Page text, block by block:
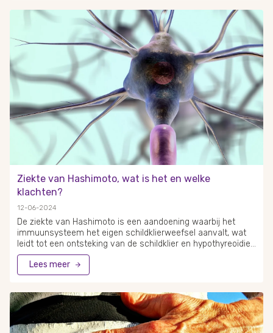
essentieel omdat deze kunnen leiden tot celschade en
verschillende ziekten. Antioxidanten zoals vitamine C en
pterostilbeen worden vaak geprezen om hun krachtige
werking. Vitamine C komt van nature veel voor in
citrusvruchten en heeft een belangrijke rol in het
ondersteunen van het immuunsysteem en wondgenezing.
Ziekte van Hashimoto, wat is het en welke
klachten?
12-06-2024
De ziekte van Hashimoto is een aandoening waarbij het
immuunsysteem het eigen schildklierweefsel aanvalt, wat
leidt tot een ontsteking van de schildklier en hypothyreoïdie.
Dit betekent dat de schildklier te weinig schildklierhormoon
produceert. Deze hormonale disbalans kan leiden tot diverse
klachten zoals vermoeidheid en gewichtstoename. Een
beheersen van deze aandoening.
Lees meer